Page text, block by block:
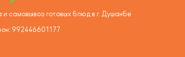
и самовывоз готовых блюд в г. Душанбе
992446601177